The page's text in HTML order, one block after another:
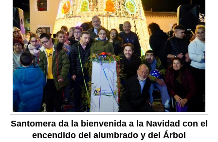
Santomera da la bienvenida a la Navidad con el
encendido del alumbrado y del Árbol